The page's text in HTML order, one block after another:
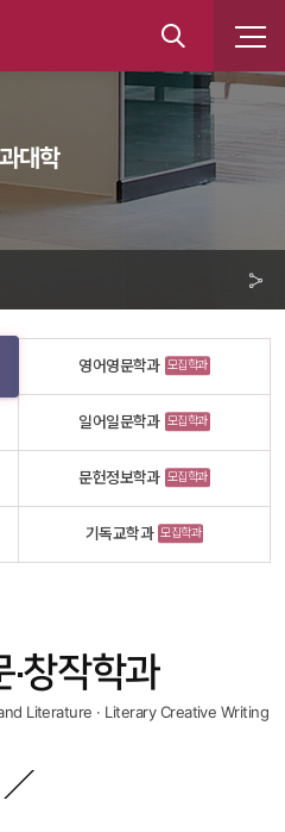
통
합
검
대학
영어영문학과 모집학과
일어일문학과 모집학과
문헌정보학과 모집학과
기독교학과 모집학과
창작학과
Literature · Literary Creative Writing